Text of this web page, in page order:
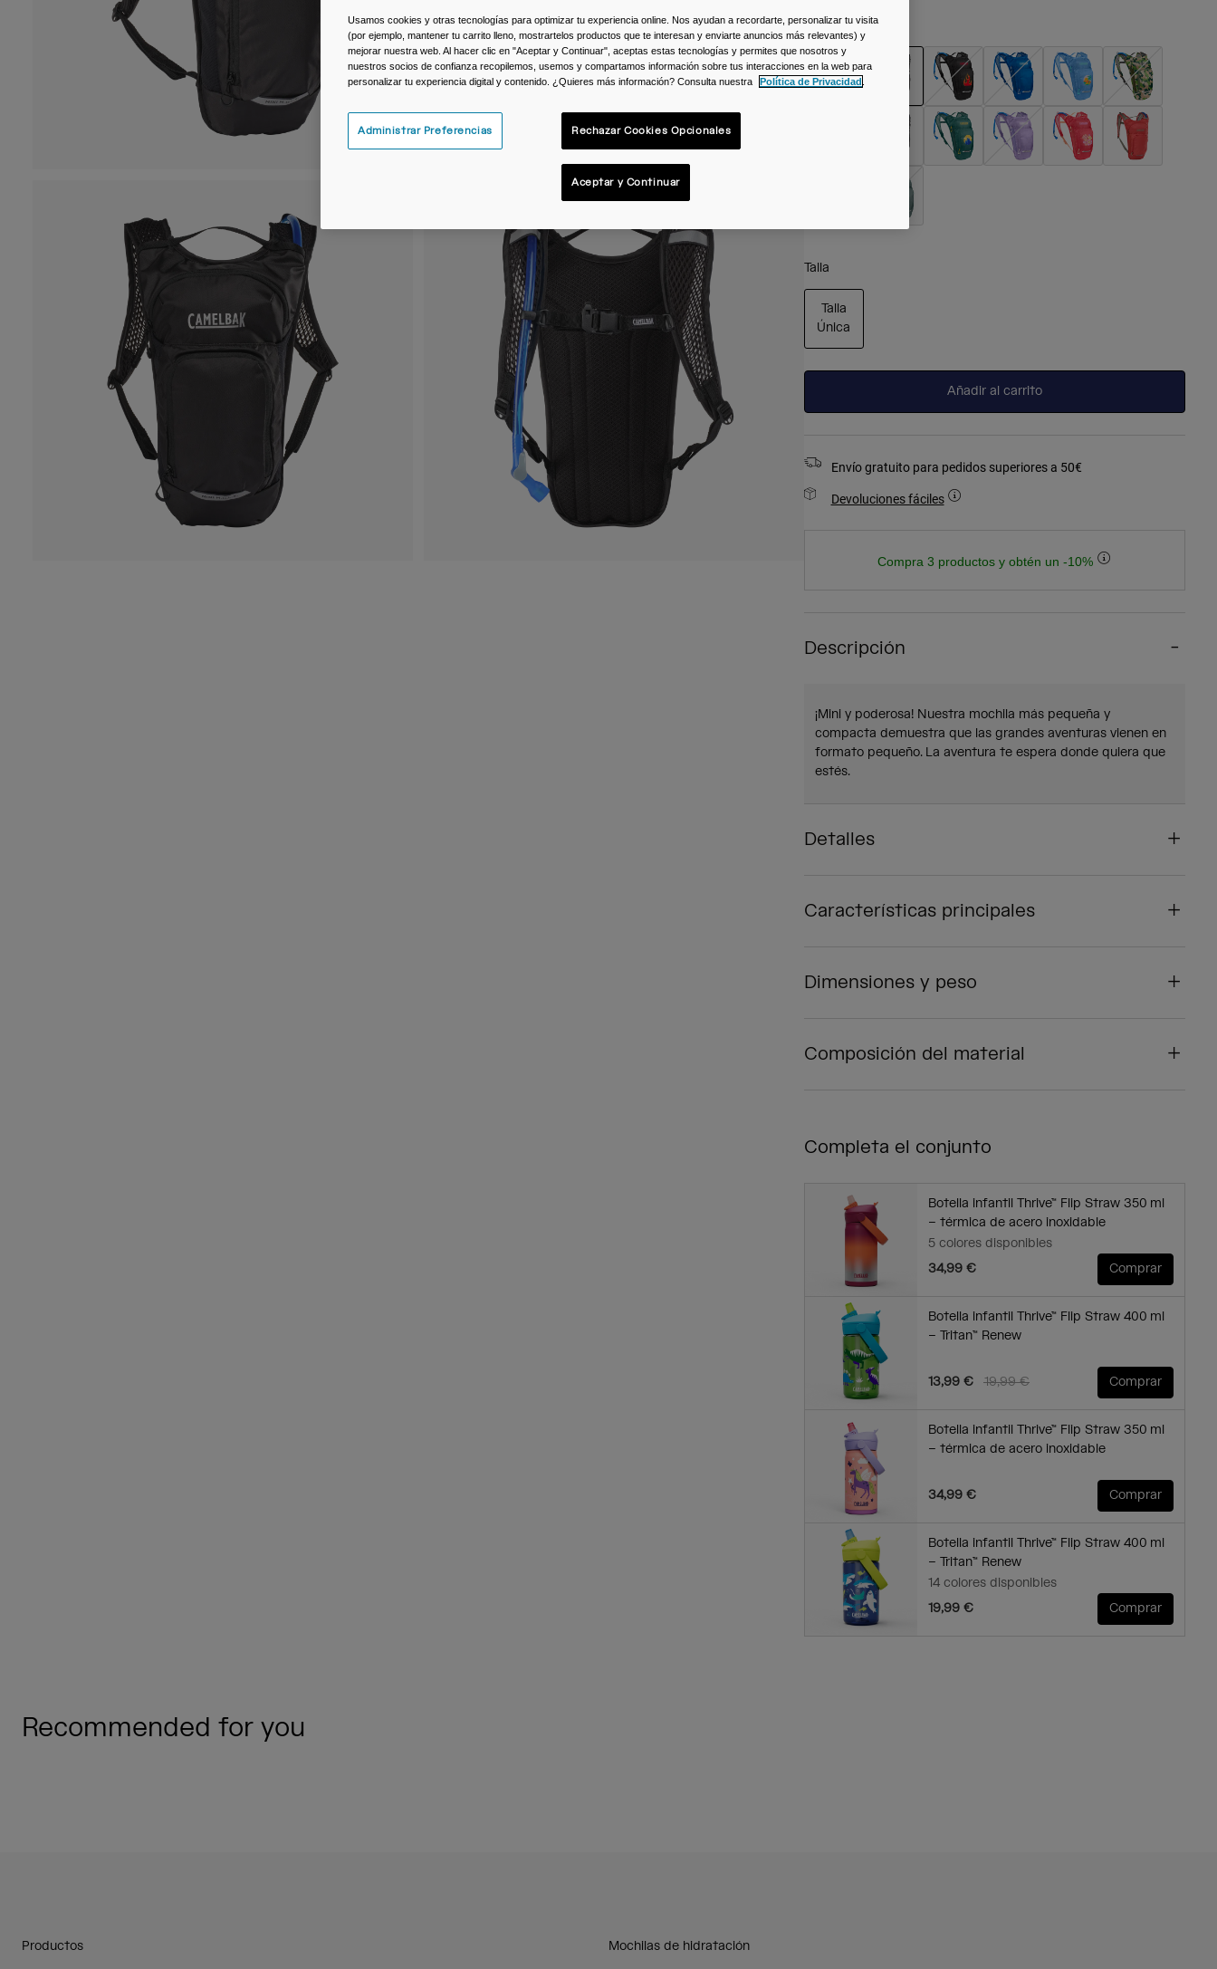
Color -Black
seleccionado
Talla
Talla
Única
Añadir al carrito
Envío gratuito para pedidos superiores a 50€
Devoluciones fáciles
Compra 3 productos y obtén un -10%
Descripción
¡Mini y poderosa! Nuestra mochila más pequeña y
compacta demuestra que las grandes aventuras vienen en
formato pequeño. La aventura te espera donde quiera que
estés.
Detalles
Características principales
Dimensiones y peso
Composición del material
Completa el conjunto
Botella infantil Thrive™ Flip Straw 350 ml
– térmica de acero inoxidable
5 colores disponibles
34,99 €
Comprar
Botella infantil Thrive™ Flip Straw 400 ml
– Tritan™ Renew
Price reduced from
19,99 €to
13,99 € Comprar
Botella infantil Thrive™ Flip Straw 350 ml
– térmica de acero inoxidable
34,99 € Comprar
Botella infantil Thrive™ Flip Straw 400 ml
– Tritan™ Renew
14 colores disponibles
19,99 €
Comprar
Recommended for you
Productos Mochilas de hidratación
Usamos cookies y otras tecnologías para optimizar tu experiencia online. Nos ayudan a recordarte, personalizar tu visita
(por ejemplo, mantener tu carrito lleno, mostrartelos productos que te interesan y enviarte anuncios más relevantes) y
mejorar nuestra web. Al hacer clic en "Aceptar y Continuar", aceptas estas tecnologías y permites que nosotros y
nuestros socios de confianza recopilemos, usemos y compartamos información sobre tus interacciones en la web para
personalizar tu experiencia digital y contenido. ¿Quieres más información? Consulta nuestra
Política de Privacidad
Administrar Preferencias Rechazar Cookies Opcionales
Aceptar y Continuar